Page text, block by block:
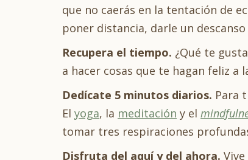
que no caerás en la tentación de
poner distancia, darle un
Recupera el tiempo. ¿Qué te
a hacer cosas que te hagan feliz
Dedícate 5 minutos diarios. Para
El yoga, la meditación y el
tomar tres respiraciones
Disfruta del aquí y del ahora.